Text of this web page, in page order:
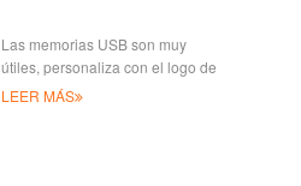
Las memorias USB son muy
útiles, personaliza con el logo de
tu marca o el nombre de la
LEER MÁS